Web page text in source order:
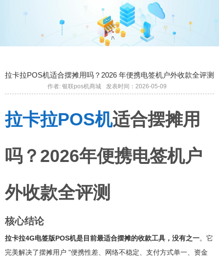
拉卡拉POS机适合摆摊用吗？2026 年便携电签机户外收款全评测
作者: 银联pos机商城 发表时间：2026-05-09
拉卡拉POS机适合摆摊用
吗？2026年便携电签机户
外收款全评测
核心结论
拉卡拉4G电签版POS机是目前最适合摆摊的收款工具，没有之一。它
完美解决了摆摊用户 "便携性差、网络不稳定、支付方式单一、资金